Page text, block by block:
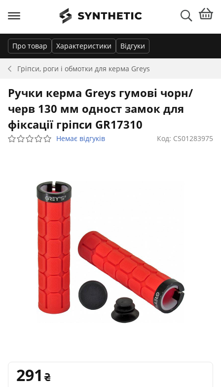
Гріпси, роги і обмотки для керма Greys
Про товар Характеристики Відгуки
Ручки керма Greys гумові чорн/
черв 130 мм одност замок для
фіксації гріпси GR17310
Немає відгуків Код: CS01283975
291